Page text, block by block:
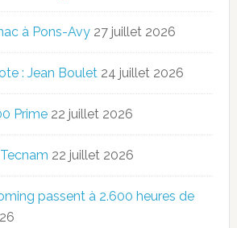
à Pons-Avy 27 juillet 2026
: Jean Boulet 24 juillet 2026
Prime 22 juillet 2026
22 juillet 2026
passent à 2.600 heures de